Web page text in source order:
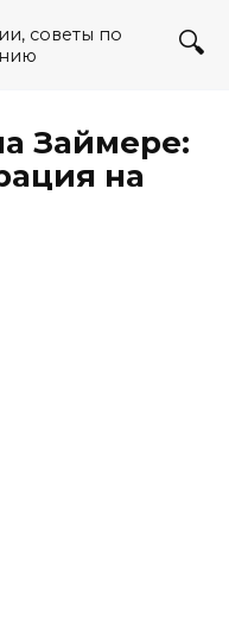
советы по
Займере:
на